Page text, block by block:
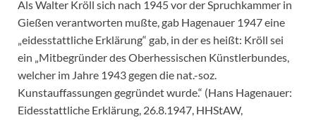
Als Walter Kröll sich nach 1945 vor der Spruchkammer in
Gießen verantworten mußte, gab Hagenauer 1947 eine
„eidesstattliche Erklärung“ gab, in der es heißt: Kröll sei
ein „Mitbegründer des Oberhessischen Künstlerbundes,
welcher im Jahre 1943 gegen die nat.-soz.
Kunstauffassungen gegründet wurde.“ (Hans Hagenauer:
Eidesstattliche Erklärung, 26.8.1947, HHStAW,